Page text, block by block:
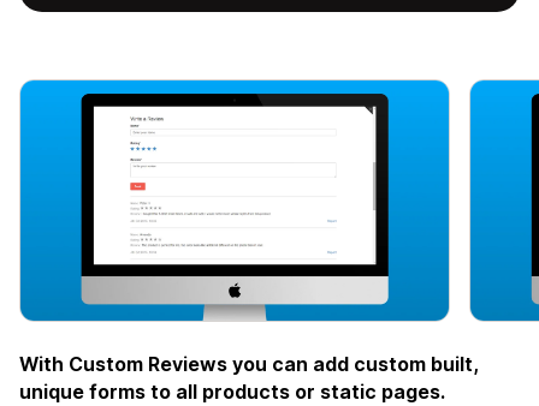
With Custom Reviews you can add custom built,
unique forms to all products or static pages.